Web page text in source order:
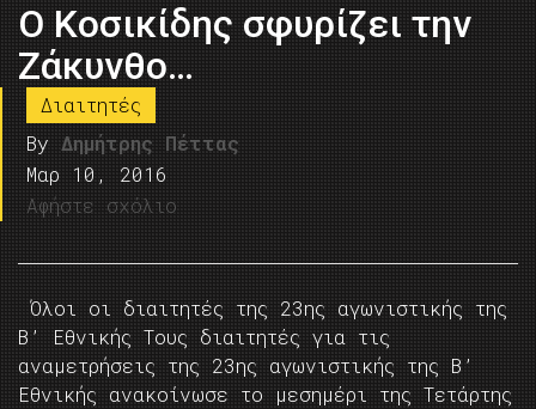
Ο Κοσικίδης σφυρίζει την
Ζάκυνθο…
Διαιτητές
By Δημήτρης Πέττας
Μαρ 10, 2016
Αφήστε σχόλιο
Όλοι οι διαιτητές της 23ης αγωνιστικής της
Β’ Εθνικής Toυς διαιτητές για τις
αναμετρήσεις της 23ης αγωνιστικής της Β’
Εθνικής ανακοίνωσε το μεσημέρι της Τετάρτης